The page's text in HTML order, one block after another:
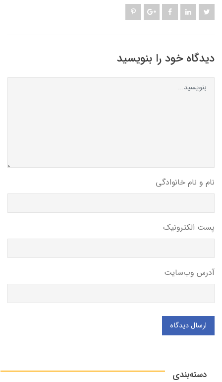
دیدگاه خود را بنویسید
نام و نام خانوادگی
پست الکترونیک
آدرس وب‌سایت
ارسال دیدگاه
دسته‌بندی